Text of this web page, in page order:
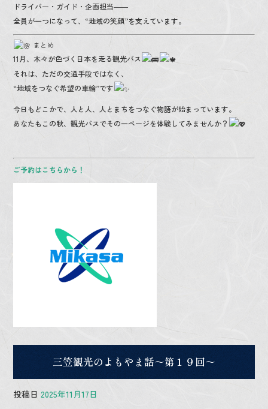
ドライバー・ガイド・企画担当――
全員が一つになって、“地域の笑顔”を支えています。
まとめ
11月、木々が色づく日本を走る観光バス
それは、ただの交通手段ではなく、
“地域をつなぐ希望の車輪”です
今日もどこかで、人と人、人とまちをつなぐ物語が始まっています。
あなたもこの秋、観光バスでその一ページを体験してみませんか？
ご予約はこちらから！
三笠観光のよもやま話～第１９回～
投稿日 2025年11月17日